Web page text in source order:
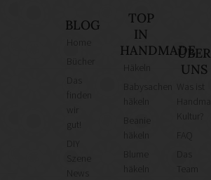
BLOG
finden
gut!
News
TOP
IN
HANDMADE
häkeln
häkeln
ÜBER
UNS
Was ist
Kultur?
Team